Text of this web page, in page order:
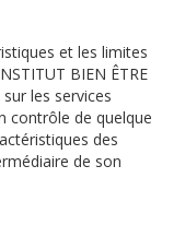
et les limites
BIEN ÊTRE
les services
contrôle de quelque
des
de son